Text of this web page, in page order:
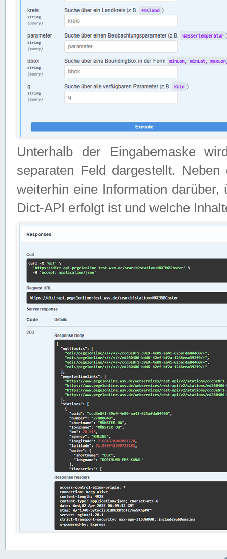
Unterhalb der Eingabemaske
separaten Feld dargestellt.
weiterhin eine Information
Dict-API erfolgt ist und welche